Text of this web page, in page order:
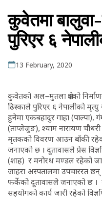
कुवेतमा
पुरिएर ६
13 February, 2020
कुवेतको अल–मुतला क्षेत्रको
ढिस्काले पुरिएर ६ नेपालीको
हुनेमा एकबहादुर गाहा (पाल्पा),
(ताप्लेजुङ), श्याम नारायण
मृतकको विवरण आउन बाँकी
जनाएको छ । दूतावासले प्रेस
(शाह) र मनोरथ मण्डल रहेको
जाहरा अस्पतालमा उपचाररत
फर्केको दूतावासले जनाएको छ
सहयोगको कार्य जारी रहेको